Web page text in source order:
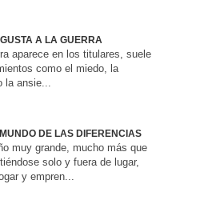
A LA GUERRA
aparece en los titulares, suele
como el miedo, la
ansie...
DE LAS DIFERENCIAS
muy grande, mucho más que
solo y fuera de lugar,
y empren...